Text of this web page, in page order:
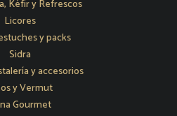
Kéfir y Refrescos
Licores
y packs
Sidra
y accesorios
y Vermut
Gourmet